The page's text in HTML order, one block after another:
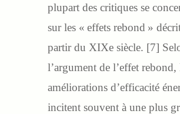
plupart des critiques se
sur les « effets rebond »
partir du XIXe siècle. [7]
l’argument de l’effet rebond,
améliorations d’efficacité
incitent souvent à une plus